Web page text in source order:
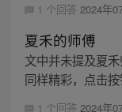
1 个回答 2024年
夏禾的师傅
文中并未提及夏
同样精彩，点击
1 个回答 2024年